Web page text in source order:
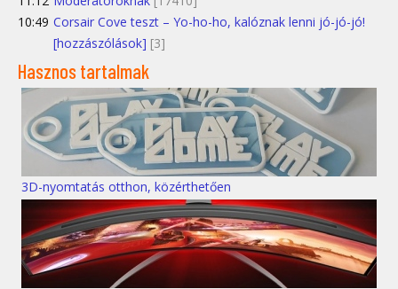
10:49 Corsair Cove teszt – Yo-ho-ho, kalóznak lenni jó-jó-jó!
[hozzászólások] [3]
Hasznos tartalmak
3D-nyomtatás otthon, közérthetően